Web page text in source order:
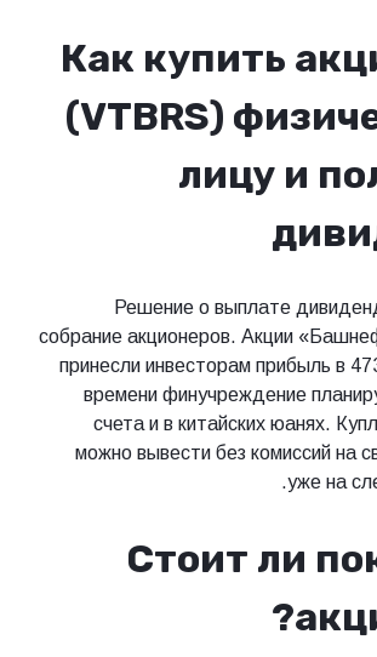
Как купить
(VTBRS)
лицу и
Решение о выплате
собрание акционеров. Акции
принесли инвесторам прибыль в
времени финучреждение
счета и в китайских юанях.
можно вывести без комиссий на
уже на
Стоит ли